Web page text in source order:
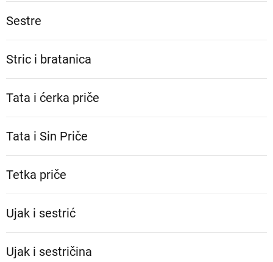
Sestre
Stric i bratanica
Tata i ćerka priče
Tata i Sin Priče
Tetka priče
Ujak i sestrić
Ujak i sestričina